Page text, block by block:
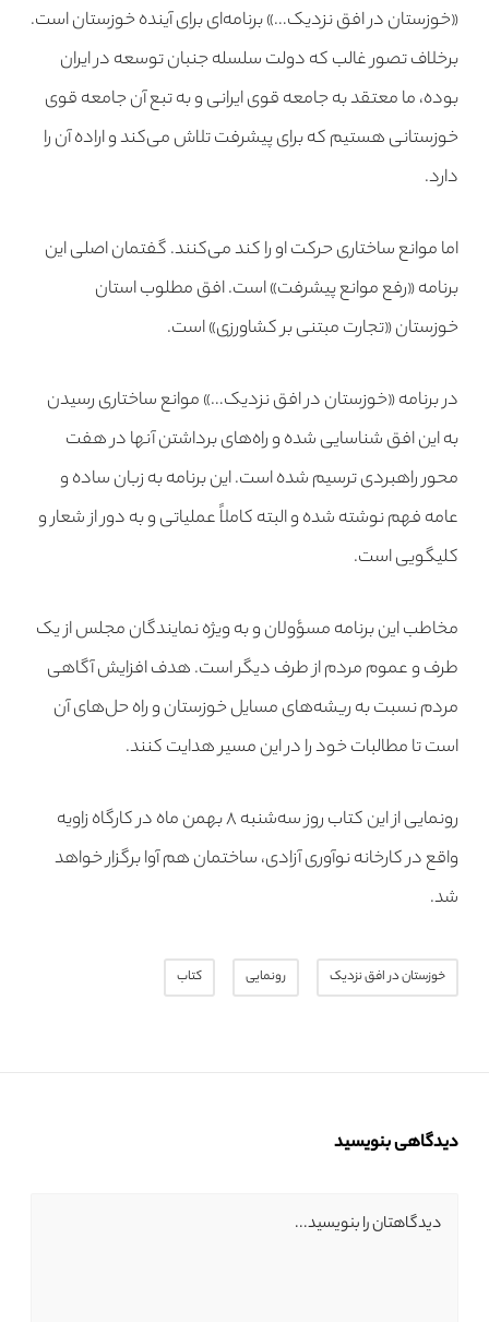
«خوزستان در افق نزدیک…» برنامه‌ای برای آینده خوزستان است.
برخلاف تصور غالب که دولت سلسله جنبان توسعه در ایران
بوده، ما معتقد به جامعه قوی ایرانی و به تبع آن جامعه قوی
خوزستانی هستیم که برای پیشرفت تلاش می‌کند و اراده آن را
دارد.
اما موانع ساختاری حرکت او را کند می‌کنند. گفتمان اصلی این
برنامه «رفع موانع پیشرفت» است. افق مطلوب استان
خوزستان «تجارت مبتنی بر کشاورزی» است.
در برنامه «خوزستان در افق نزدیک…» موانع ساختاری رسیدن
به این افق شناسایی شده و راه‌های برداشتن آنها در هفت
محور راهبردی ترسیم شده است. این برنامه به زبان ساده و
عامه فهم نوشته شده و البته کاملاً عملیاتی و به دور از شعار و
کلیگویی است.
مخاطب این برنامه مسؤولان و به ویژه نمایندگان مجلس از یک
طرف و عموم مردم از طرف دیگر است. هدف افزایش آگاهی
مردم نسبت به ریشه‌های مسایل خوزستان و راه حل‌های آن
است تا مطالبات خود را در این مسیر هدایت کنند.
رونمایی از این کتاب روز سه‌شنبه ۸ بهمن ماه در کارگاه زاویه
واقع در کارخانه نوآوری آزادی، ساختمان هم آوا برگزار خواهد
شد.
خوزستان در افق نزدیک رونمایی کتاب
دیدگاهی بنویسید
دیدگاهتان را بنویسید...